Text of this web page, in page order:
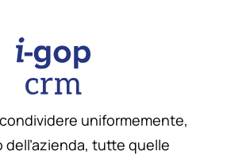
uniformemente,
dell’azienda, tutte quelle